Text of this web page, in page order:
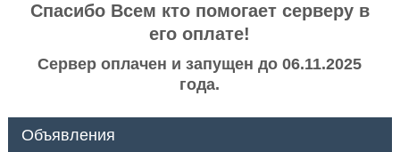
Спасибо Всем кто помогает серверу в
его оплате!
Сервер оплачен и запущен до 06.11.2025
года.
Объявления